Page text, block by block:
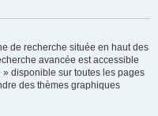
de recherche située en haut des
avancée est accessible
disponible sur toutes les pages
des thèmes graphiques